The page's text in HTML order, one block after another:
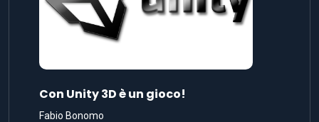
Con Unity 3D è un gioco!
Fabio Bonomo